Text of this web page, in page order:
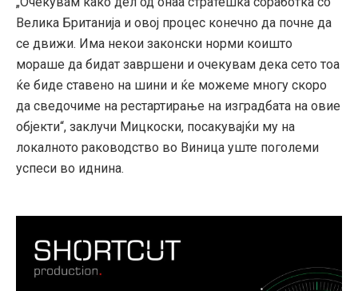
Велика Британија и овој процес конечно да почне да
се движи. Има некои законски норми коишто
мораше да бидат завршени и очекувам дека сето тоа
ќе биде ставено на шини и ќе можеме многу скоро
да сведочиме на рестартирање на изградбата на овие
објекти“, заклучи Мицкоски, посакувајќи му на
локалното раководство во Виница уште поголеми
успеси во иднина.